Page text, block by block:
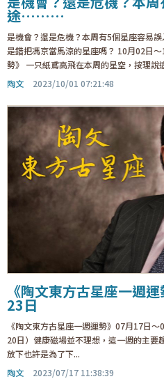
途………
是機會？還是危機？本周有5個星座容易
是錯把馮京當馬涼的星座嗎？ 10月02日
勢》 一只紙鳶高飛在本周的星空，按理說
陶文
2023/10/01 07:21:48
《陶文東方古星座一週
23日
《陶文東方古星座一週運勢》07月17日
20日）健康磁場並不理想，這一週的主要
放下也許是為了下...
陶文
2023/07/17 11:38:39